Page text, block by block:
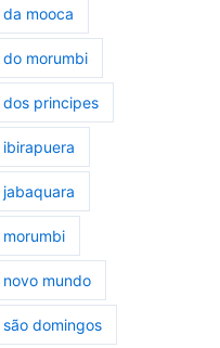
mooca
morumbi
principes
mundo
domingos